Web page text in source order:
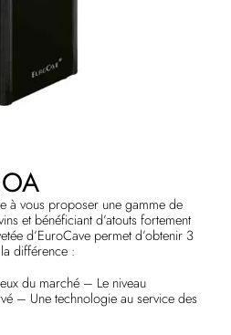
à vous proposer une gamme de
et bénéficiant d’atouts fortement
d’EuroCave permet d’obtenir 3
différence :
du marché – Le niveau
– Une technologie au service des